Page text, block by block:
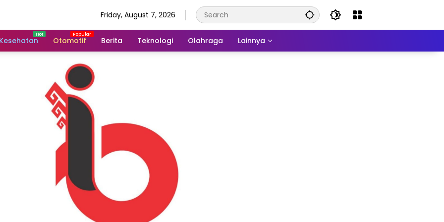
Friday, August 7, 2026
Kesehatan Otomotif Berita Teknologi Olahraga Lainnya